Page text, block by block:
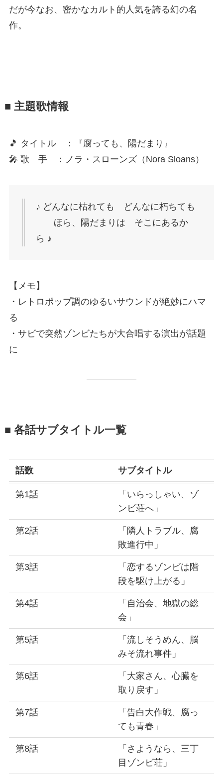
だが今なお、密かなカルト的人気を誇る幻の名
作。
■ 主題歌情報
🎵 タイトル ：『腐っても、陽だまり』
🎤 歌 手 ：ノラ・スローンズ（Nora Sloans）
♪ どんなに枯れても どんなに朽ちても
ほら、陽だまりは そこにあるか
ら ♪
【メモ】
・レトロポップ調のゆるいサウンドが絶妙にハマ
る
・サビで突然ゾンビたちが大合唱する演出が話題
に
■ 各話サブタイトル一覧
話数 サブタイトル
第1話
「いらっしゃい、ゾ
ンビ荘へ」
第2話
「隣人トラブル、腐
敗進行中」
第3話
「恋するゾンビは階
段を駆け上がる」
第4話
「自治会、地獄の総
会」
第5話
「流しそうめん、脳
みそ流れ事件」
第6話
「大家さん、心臓を
取り戻す」
第7話
「告白大作戦、腐っ
ても青春」
第8話
「さようなら、三丁
目ゾンビ荘」